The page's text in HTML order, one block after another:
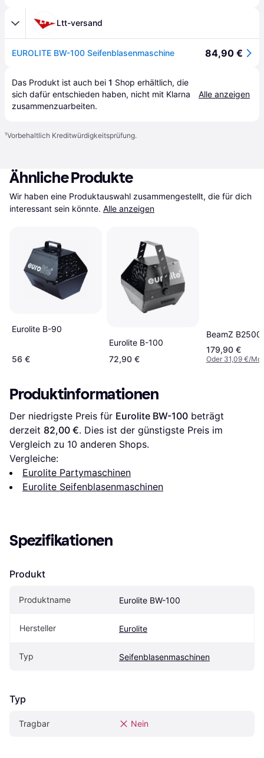
Ltt-versand
EUROLITE BW-100 Seifenblasenmaschine 84,90 €
Das Produkt ist auch bei 1 Shop erhältlich, die
sich dafür entschieden haben, nicht mit Klarna
zusammenzuarbeiten.
Alle anzeigen
¹Vorbehaltlich Kreditwürdigkeitsprüfung.
Ähnliche Produkte
Wir haben eine Produktauswahl zusammengestellt, die für dich
interessant sein könnte. Alle anzeigen
Eurolite B-90
56 €
Eurolite B-100
72,90 €
BeamZ B2500
179,90 €
Oder 31,09 €/
Produktinformationen
Der niedrigste Preis für Eurolite BW-100 beträgt
derzeit 82,00 €. Dies ist der günstigste Preis im
Vergleich zu 10 anderen Shops.
Vergleiche:
Eurolite Partymaschinen
Eurolite Seifenblasenmaschinen
Spezifikationen
Produkt
Produktname Eurolite BW-100
Hersteller Eurolite
Typ Seifenblasenmaschinen
Typ
Tragbar Nein